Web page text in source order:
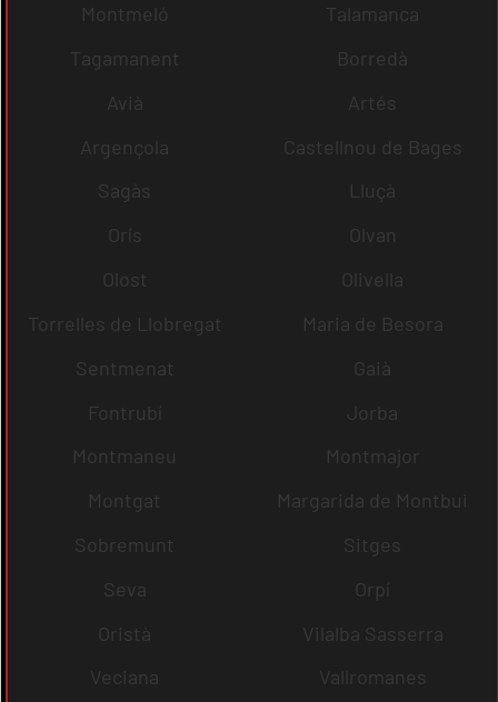
Montmeló
Talamanca
Tagamanent
Borredà
Avià
Artés
Argençola
Castellnou de Bages
Sagàs
Lluçà
Orís
Olvan
Olost
Olivella
Torrelles de Llobregat
Maria de Besora
Sentmenat
Gaià
Fontrubí
Jorba
Montmaneu
Montmajor
Montgat
Margarida de Montbui
Sobremunt
Sitges
Seva
Orpí
Oristà
Vilalba Sasserra
Veciana
Vallromanes